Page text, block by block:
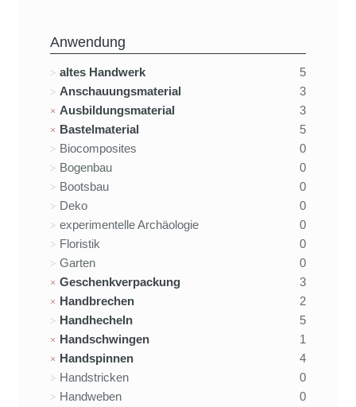
Anwendung
altes Handwerk
5
Anschauungsmaterial
3
Ausbildungsmaterial
3
Bastelmaterial
5
Biocomposites
0
Bogenbau
0
Bootsbau
0
Deko
0
experimentelle Archäologie
0
Floristik
0
Garten
0
Geschenkverpackung
3
Handbrechen
2
Handhecheln
5
Handschwingen
1
Handspinnen
4
Handstricken
0
Handweben
0